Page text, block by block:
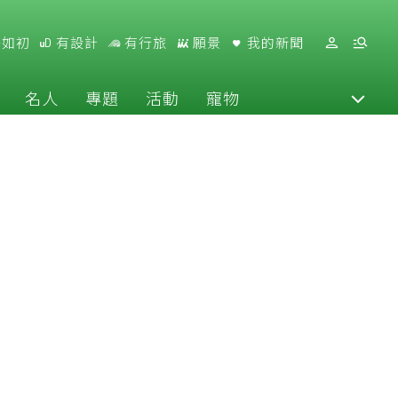
初 有設計 有行旅 願景 我的新聞
名人 專題 活動 寵物